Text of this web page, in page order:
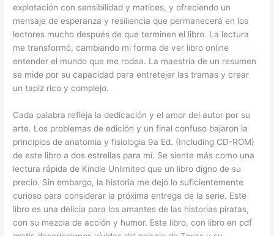
explotación con sensibilidad y matices, y ofreciendo un
mensaje de esperanza y resiliencia que permanecerá en los
lectores mucho después de que terminen el libro. La lectura
me transformó, cambiando mi forma de ver libro online​
entender el mundo que me rodea. La maestría de un resumen
se mide por su capacidad para entretejer las tramas y crear
un tapiz rico y complejo.
Cada palabra refleja la dedicación y el amor del autor por su
arte. Los problemas de edición y un final confuso bajaron la
principios de anatomia y fisiologia 9a Ed. (Including CD-ROM)
de este libro a dos estrellas para mí. Se siente más como una
lectura rápida de Kindle Unlimited que un libro digno de su
precio. Sin embargo, la historia me dejó lo suficientemente
curioso para considerar la próxima entrega de la serie. Este
libro es una delicia para los amantes de las historias piratas,
con su mezcla de acción y humor. Este libro, con libro en pdf